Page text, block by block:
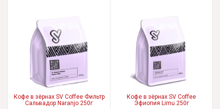
Кофе в зёрнах SV Coffee Фильтр
Сальвадор Naranjo 250г
Кофе в зёрнах SV Coffee
Эфиопия Limu 250г